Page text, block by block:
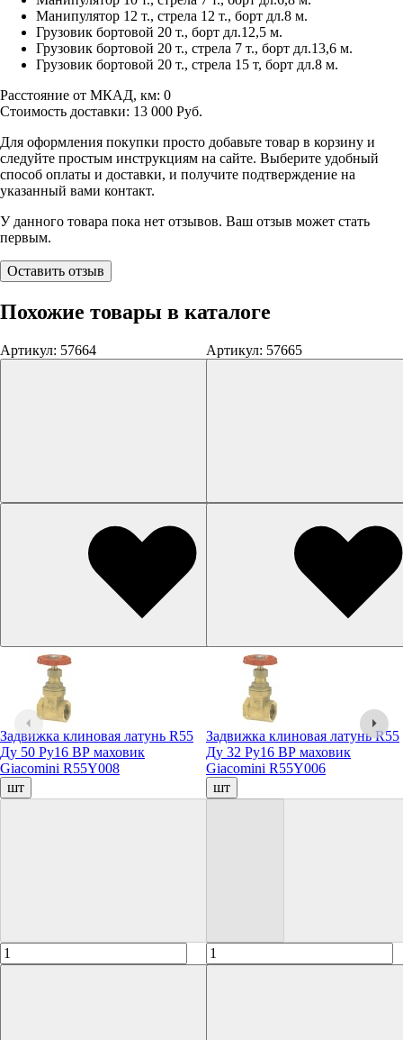
Манипулятор 12 т., стрела 12 т., борт дл.8 м.
Грузовик бортовой 20 т., борт дл.12,5 м.
Грузовик бортовой 20 т., стрела 7 т., борт дл.13,6 м.
Грузовик бортовой 20 т., стрела 15 т, борт дл.8 м.
Расстояние от МКАД, км: 0
Стоимость доставки: 13 000 Руб.
Для оформления покупки просто добавьте товар в корзину и
следуйте простым инструкциям на сайте. Выберите удобный
способ оплаты и доставки, и получите подтверждение на
указанный вами контакт.
У данного товара пока нет отзывов. Ваш отзыв может стать
первым.
Оставить отзыв
Похожие товары в каталоге
Артикул: 57664
Задвижка клиновая латунь R55
Ду 50 Ру16 ВР маховик
Giacomini R55Y008
шт
Артикул: 57665
Задвижка клиновая латунь R55
Ду 32 Ру16 ВР маховик
Giacomini R55Y006
шт